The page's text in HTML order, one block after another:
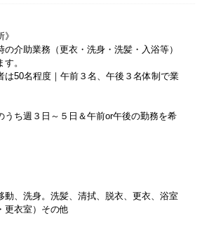
介助業務（更衣・洗身・洗髪・入浴等）
。
は50名程度｜午前３名、午後３名体制で業
ち週３日～５日＆午前or午後の勤務を希
動、洗身。洗髪、清拭、脱衣、更衣、浴室
更衣室）その他